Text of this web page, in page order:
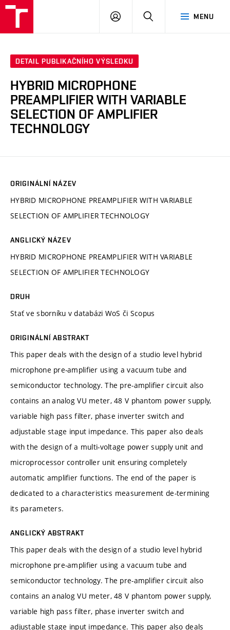
MENU
PŘIHLÁSIT
DETAIL PUBLIKAČNÍHO VÝSLEDKU
HYBRID MICROPHONE
PREAMPLIFIER WITH VARIABLE
SELECTION OF AMPLIFIER
TECHNOLOGY
ORIGINÁLNÍ NÁZEV
HYBRID MICROPHONE PREAMPLIFIER WITH VARIABLE
SELECTION OF AMPLIFIER TECHNOLOGY
ANGLICKÝ NÁZEV
HYBRID MICROPHONE PREAMPLIFIER WITH VARIABLE
SELECTION OF AMPLIFIER TECHNOLOGY
DRUH
Stať ve sborníku v databázi WoS či Scopus
ORIGINÁLNÍ ABSTRAKT
This paper deals with the design of a studio level hybrid
microphone pre-amplifier using a vacuum tube and
semiconductor technology. The pre-amplifier circuit also
contains an analog VU meter, 48 V phantom power supply,
variable high pass filter, phase inverter switch and
adjustable stage input impedance. This paper also deals
with the design of a multi-voltage power supply unit and
microprocessor controller unit ensuring completely
automatic amplifier functions. The end of the paper is
dedicated to a characteristics measurement de-termining
its parameters.
ANGLICKÝ ABSTRAKT
This paper deals with the design of a studio level hybrid
microphone pre-amplifier using a vacuum tube and
semiconductor technology. The pre-amplifier circuit also
contains an analog VU meter, 48 V phantom power supply,
variable high pass filter, phase inverter switch and
adjustable stage input impedance. This paper also deals